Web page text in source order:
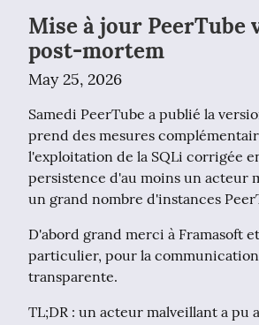
Mise à jour PeerTube
post-mortem
May 25, 2026
Samedi PeerTube a publié la
prend des mesures
l'exploitation de la SQLi corrigée
persistence d'au moins un acteur
un grand nombre d'instances
D'abord grand merci à Framasoft
particulier, pour la
transparente.
TL;DR : un acteur malveillant a pu